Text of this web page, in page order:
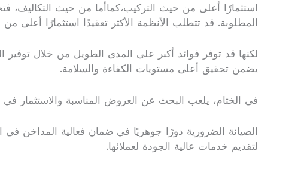
استثمارًا أعلى من حيث التركيب،كماأما من حيث التكاليف،
المطلوبة. قد تتطلب الأنظمة الأكثر تعقيدًا استثمارًا أعلى
لكنها قد توفر فوائد أكبر على المدى الطويل من خلال
يضمن تحقيق أعلى مستويات الكفاءة والسلامة.
في الختام، يلعب البحث عن العروض المناسبة والاستثمار
الصيانة الضرورية دورًا جوهريًا في ضمان فعالية المداخن
لتقديم خدمات عالية الجودة لعملائها.